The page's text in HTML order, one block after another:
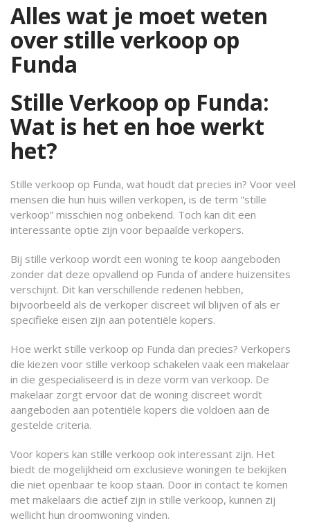
Alles wat je moet weten
over stille verkoop op
Funda
Stille Verkoop op Funda:
Wat is het en hoe werkt
het?
Stille verkoop op Funda, wat houdt dat precies in? Voor veel
mensen die hun huis willen verkopen, is de term “stille
verkoop” misschien nog onbekend. Toch kan dit een
interessante optie zijn voor bepaalde verkopers.
Bij stille verkoop wordt een woning te koop aangeboden
zonder dat deze opvallend op Funda of andere huizensites
verschijnt. Dit kan verschillende redenen hebben,
bijvoorbeeld als de verkoper discreet wil blijven of als er
specifieke eisen zijn aan potentiële kopers.
Hoe werkt stille verkoop op Funda dan precies? Verkopers
die kiezen voor stille verkoop schakelen vaak een makelaar
in die gespecialiseerd is in deze vorm van verkoop. De
makelaar zorgt ervoor dat de woning discreet wordt
aangeboden aan potentiële kopers die voldoen aan de
gestelde criteria.
Voor kopers kan stille verkoop ook interessant zijn. Het
biedt de mogelijkheid om exclusieve woningen te bekijken
die niet openbaar te koop staan. Door in contact te komen
met makelaars die actief zijn in stille verkoop, kunnen zij
wellicht hun droomwoning vinden.